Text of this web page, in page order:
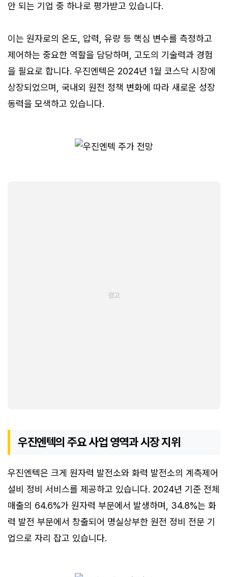
안 되는 기업 중 하나로 평가받고 있습니다.
이는 원자로의 온도, 압력, 유량 등 핵심 변수를 측정하고
제어하는 중요한 역할을 담당하며, 고도의 기술력과 경험
을 필요로 합니다. 우진엔텍은 2024년 1월 코스닥 시장에
상장되었으며, 국내외 원전 정책 변화에 따라 새로운 성장
동력을 모색하고 있습니다.
우진엔텍의 주요 사업 영역과 시장 지위
우진엔텍은 크게 원자력 발전소와 화력 발전소의 계측제어
설비 정비 서비스를 제공하고 있습니다. 2024년 기준 전체
매출의 64.6%가 원자력 부문에서 발생하며, 34.8%는 화
력 발전 부문에서 창출되어 명실상부한 원전 정비 전문 기
업으로 자리 잡고 있습니다.